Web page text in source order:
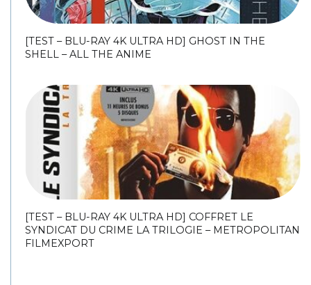
[TEST – BLU-RAY 4K ULTRA HD] GHOST IN THE
SHELL – ALL THE ANIME
[TEST – BLU-RAY 4K ULTRA HD] COFFRET LE
SYNDICAT DU CRIME LA TRILOGIE – METROPOLITAN
FILMEXPORT